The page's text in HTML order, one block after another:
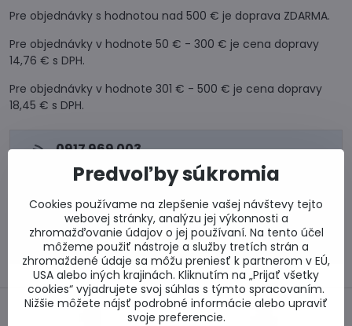
Pre objednávky s hodnotou nad 500 € je doprava ZDARMA.
Pre objednávky v hodnote 50 € - 300 € je cena dopravy
14,76 € s DPH.
Pre objednávky v hodnote 301 € - 500 € je cena dopravy
18,45 € s DPH.
0917 969 003
Technické poradenstvo
0948 987 787
Informácie k objednávkam
Po - Pi 8:00-15:00
info​@lacnestavanie​.sk
Predvoľby súkromia
Cookies používame na zlepšenie vašej návštevy tejto
webovej stránky, analýzu jej výkonnosti a
zhromažďovanie údajov o jej používaní. Na tento účel
môžeme použiť nástroje a služby tretích strán a
zhromaždené údaje sa môžu preniesť k partnerom v EÚ,
USA alebo iných krajinách. Kliknutím na „Prijať všetky
cookies“ vyjadrujete svoj súhlas s týmto spracovaním.
Nižšie môžete nájsť podrobné informácie alebo upraviť
svoje preferencie.